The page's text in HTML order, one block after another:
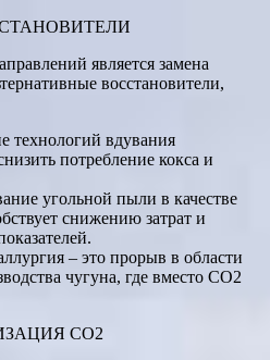
является замена
восстановители,
технологий вдувания
потребление кокса и
угольной пыли в качестве
снижению затрат и
– это прорыв в области
чугуна, где вместо CO2
CO2